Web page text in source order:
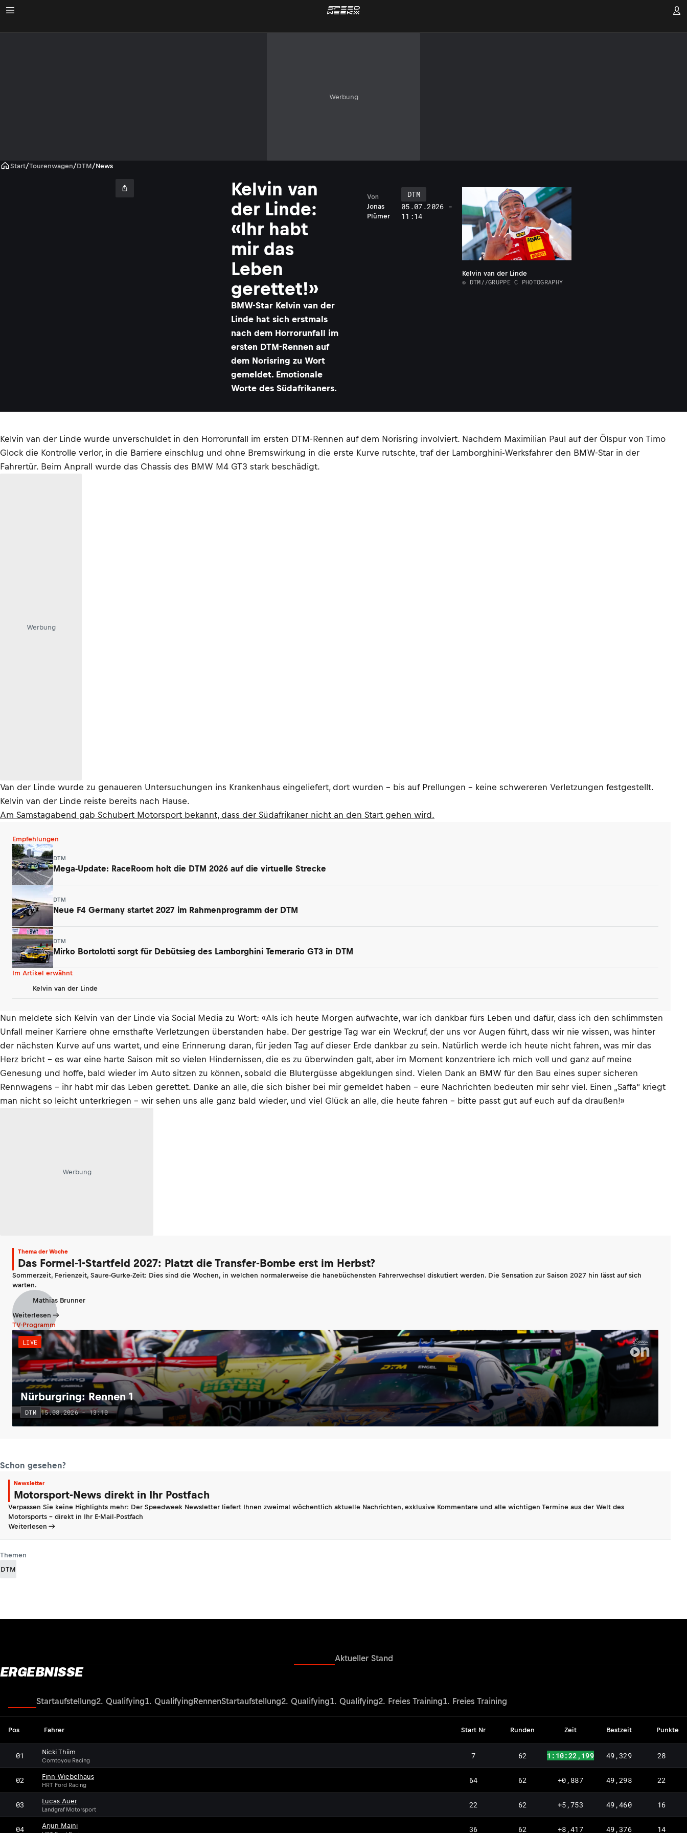
Werbung
Start/Tourenwagen/DTM/News
Kelvin van
der Linde:
«Ihr habt
mir das
Leben
gerettet!»
BMW-Star Kelvin van der
Linde hat sich erstmals
nach dem Horrorunfall im
ersten DTM-Rennen auf
dem Norisring zu Wort
gemeldet. Emotionale
Worte des Südafrikaners.
Jonas
Plümer
Von
DTM
05.07.2026 -
11:14
Kelvin van der Linde
© DTM//GRUPPE C PHOTOGRAPHY
Kelvin van der Linde wurde unverschuldet in den Horrorunfall im ersten DTM-Rennen auf dem Norisring involviert. Nachdem Maximilian Paul auf der Ölspur von Timo
Glock die Kontrolle verlor, in die Barriere einschlug und ohne Bremswirkung in die erste Kurve rutschte, traf der Lamborghini-Werksfahrer den BMW-Star in der
Fahrertür. Beim Anprall wurde das Chassis des BMW M4 GT3 stark beschädigt.
Werbung
Van der Linde wurde zu genaueren Untersuchungen ins Krankenhaus eingeliefert, dort wurden - bis auf Prellungen - keine schwereren Verletzungen festgestellt.
Kelvin van der Linde reiste bereits nach Hause.
Am Samstagabend gab Schubert Motorsport bekannt, dass der Südafrikaner nicht an den Start gehen wird.
Empfehlungen
DTM
Mega-Update: RaceRoom holt die DTM 2026 auf die virtuelle Strecke
DTM
Neue F4 Germany startet 2027 im Rahmenprogramm der DTM
DTM
Mirko Bortolotti sorgt für Debütsieg des Lamborghini Temerario GT3 in DTM
Im Artikel erwähnt
Kelvin van der Linde
Nun meldete sich Kelvin van der Linde via Social Media zu Wort: «Als ich heute Morgen aufwachte, war ich dankbar fürs Leben und dafür, dass ich den schlimmsten
Unfall meiner Karriere ohne ernsthafte Verletzungen überstanden habe. Der gestrige Tag war ein Weckruf, der uns vor Augen führt, dass wir nie wissen, was hinter
der nächsten Kurve auf uns wartet, und eine Erinnerung daran, für jeden Tag auf dieser Erde dankbar zu sein. Natürlich werde ich heute nicht fahren, was mir das
Herz bricht – es war eine harte Saison mit so vielen Hindernissen, die es zu überwinden galt, aber im Moment konzentriere ich mich voll und ganz auf meine
Genesung und hoffe, bald wieder im Auto sitzen zu können, sobald die Blutergüsse abgeklungen sind. Vielen Dank an BMW für den Bau eines super sicheren
Rennwagens – ihr habt mir das Leben gerettet. Danke an alle, die sich bisher bei mir gemeldet haben – eure Nachrichten bedeuten mir sehr viel. Einen „Saffa“ kriegt
man nicht so leicht unterkriegen – wir sehen uns alle ganz bald wieder, und viel Glück an alle, die heute fahren – bitte passt gut auf euch auf da draußen!»
Werbung
Thema der Woche
Das Formel-1-Startfeld 2027: Platzt die Transfer-Bombe erst im Herbst?
Sommerzeit, Ferienzeit, Saure-Gurke-Zeit: Dies sind die Wochen, in welchen normalerweise die hanebüchensten Fahrerwechsel diskutiert werden. Die Sensation zur Saison 2027 hin lässt auf sich
warten.
Mathias Brunner
Weiterlesen
TV-Programm
LIVE
Nürburgring: Rennen 1
DTM 15.08.2026 - 13:10
Schon gesehen?
Newsletter
Motorsport-News direkt in Ihr Postfach
Verpassen Sie keine Highlights mehr: Der Speedweek Newsletter liefert Ihnen zweimal wöchentlich aktuelle Nachrichten, exklusive Kommentare und alle wichtigen Termine aus der Welt des
Motorsports - direkt in Ihr E-Mail-Postfach
Weiterlesen
Themen
DTM
Aktueller Stand
ERGEBNISSE
Startaufstellung2. Qualifying1. QualifyingRennenStartaufstellung2. Qualifying1. Qualifying2. Freies Training1. Freies Training
Pos Fahrer Start Nr Runden Zeit Bestzeit Punkte
01 Nicki Thiim
Comtoyou Racing 7 62 1:10:22,199 49,329 28
02 Finn Wiebelhaus
HRT Ford Racing 64 62 +0,887 49,298 22
03 Lucas Auer
Landgraf Motorsport 22 62 +5,753 49,460 16
04 Arjun Maini 36 62 +8,417 49,376 14